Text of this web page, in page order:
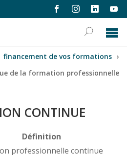
financement de vos formations ›
de la formation professionnelle
CONTINUE
Définition
professionnelle continue